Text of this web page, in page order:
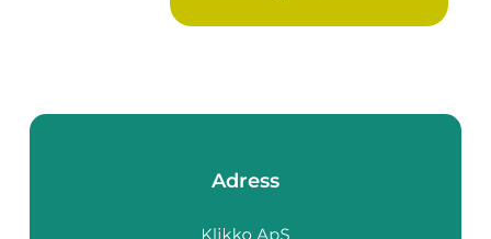
Adress